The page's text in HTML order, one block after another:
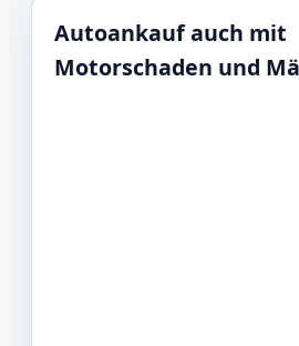
Autoankauf auch mit
Motorschaden und